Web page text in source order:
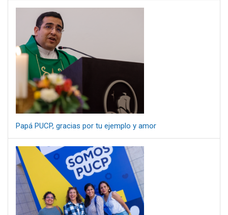
Papá PUCP, gracias por tu ejemplo y amor